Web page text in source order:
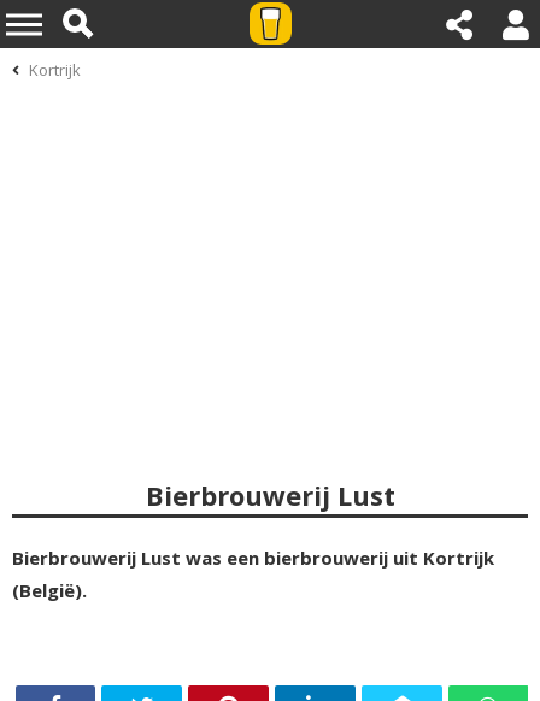
Kortrijk
Bierbrouwerij Lust
Bierbrouwerij Lust was een bierbrouwerij uit Kortrijk
(België).